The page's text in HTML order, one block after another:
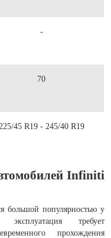
-
70
45 R19 - 245/40 R19
Infiniti
большой популярностью у
требует
прохождения